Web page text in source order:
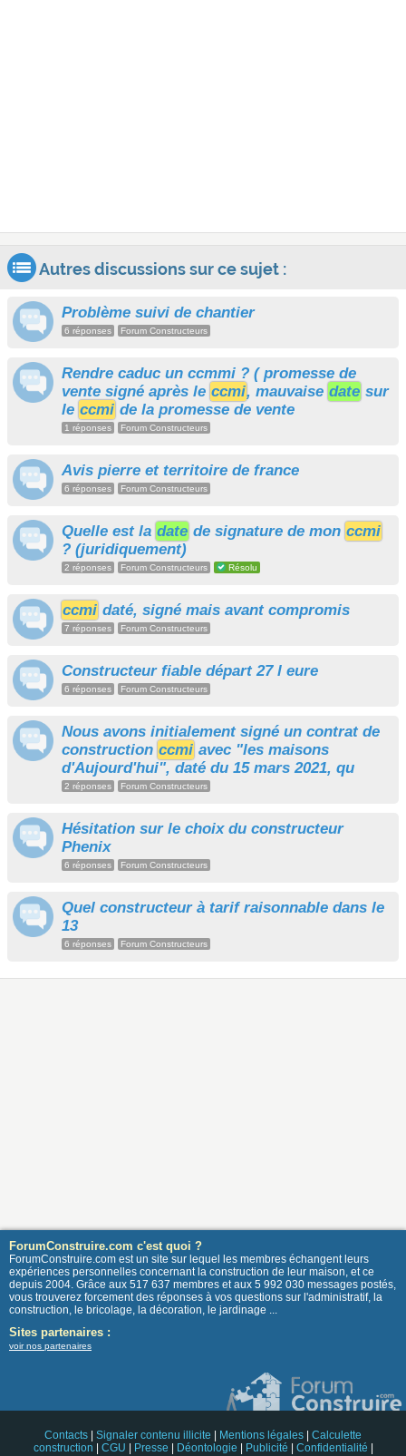
Autres discussions sur ce sujet :
Problème suivi de chantier
6 réponses Forum Constructeurs
Rendre caduc un ccmmi ? ( promesse de
vente signé après le ccmi, mauvaise date sur
le ccmi de la promesse de vente
1 réponses Forum Constructeurs
Avis pierre et territoire de france
6 réponses Forum Constructeurs
Quelle est la date de signature de mon ccmi
? (juridiquement)
2 réponses Forum Constructeurs Résolu
ccmi daté, signé mais avant compromis
7 réponses Forum Constructeurs
Constructeur fiable départ 27 l eure
6 réponses Forum Constructeurs
Nous avons initialement signé un contrat de
construction ccmi avec "les maisons
d'Aujourd'hui", daté du 15 mars 2021, qu
2 réponses Forum Constructeurs
Hésitation sur le choix du constructeur
Phenix
6 réponses Forum Constructeurs
Quel constructeur à tarif raisonnable dans le
13
6 réponses Forum Constructeurs
ForumConstruire.com c'est quoi ?
ForumConstruire.com est un site sur lequel les membres échangent leurs
expériences personnelles concernant la construction de leur maison, et ce
depuis 2004. Grâce aux 517 637 membres et aux 5 992 030 messages postés,
vous trouverez forcement des réponses à vos questions sur l'administratif, la
construction, le bricolage, la décoration, le jardinage ...
Sites partenaires :
voir nos partenaires
Contacts Signaler contenu illicite Mentions légales
Calculette
construction
CGU Presse Déontologie Publicité Confidentialité